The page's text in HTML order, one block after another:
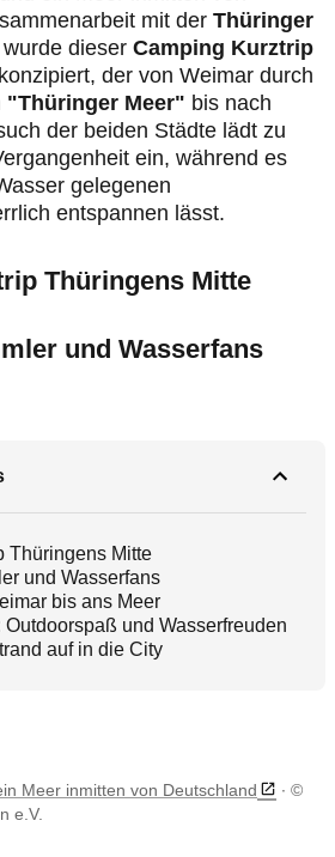
mit der Thüringer
wurde dieser Camping Kurztrip
konzipiert, der von Weimar durch
"Thüringer Meer" bis nach
der beiden Städte lädt zu
ein, während es
gelegenen
entspannen lässt.
Thüringens Mitte
und Wasserfans
Thüringens Mitte
und Wasserfans
bis ans Meer
Outdoorspaß und Wasserfreuden
auf in die City
Meer inmitten von Deutschland
©
e.V.